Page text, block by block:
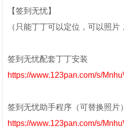
【签到无忧】
（只能丁丁可以定位，可以照片
签到无忧配套丁丁安装
https://www.123pan.com/s/
签到无忧助手程序（可替换照片）
https://www.123pan.com/s/